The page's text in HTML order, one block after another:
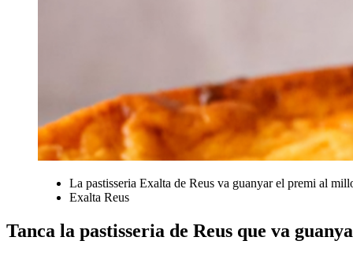
La pastisseria Exalta de Reus va guanyar el premi al
Exalta Reus
Tanca la pastisseria de Reus que va